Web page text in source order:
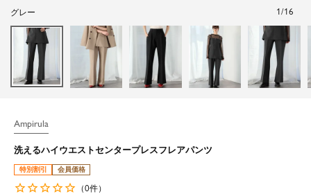
グレー 1/16
Ampirula
洗えるハイウエストセンタープレスフレアパンツ
特別割引 会員価格
（0件）